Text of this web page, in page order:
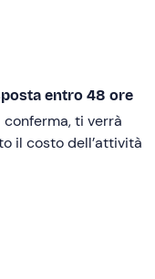
fisica
ed è confermata al
entro 48 ore
conferma, ti verrà
il costo dell’attività